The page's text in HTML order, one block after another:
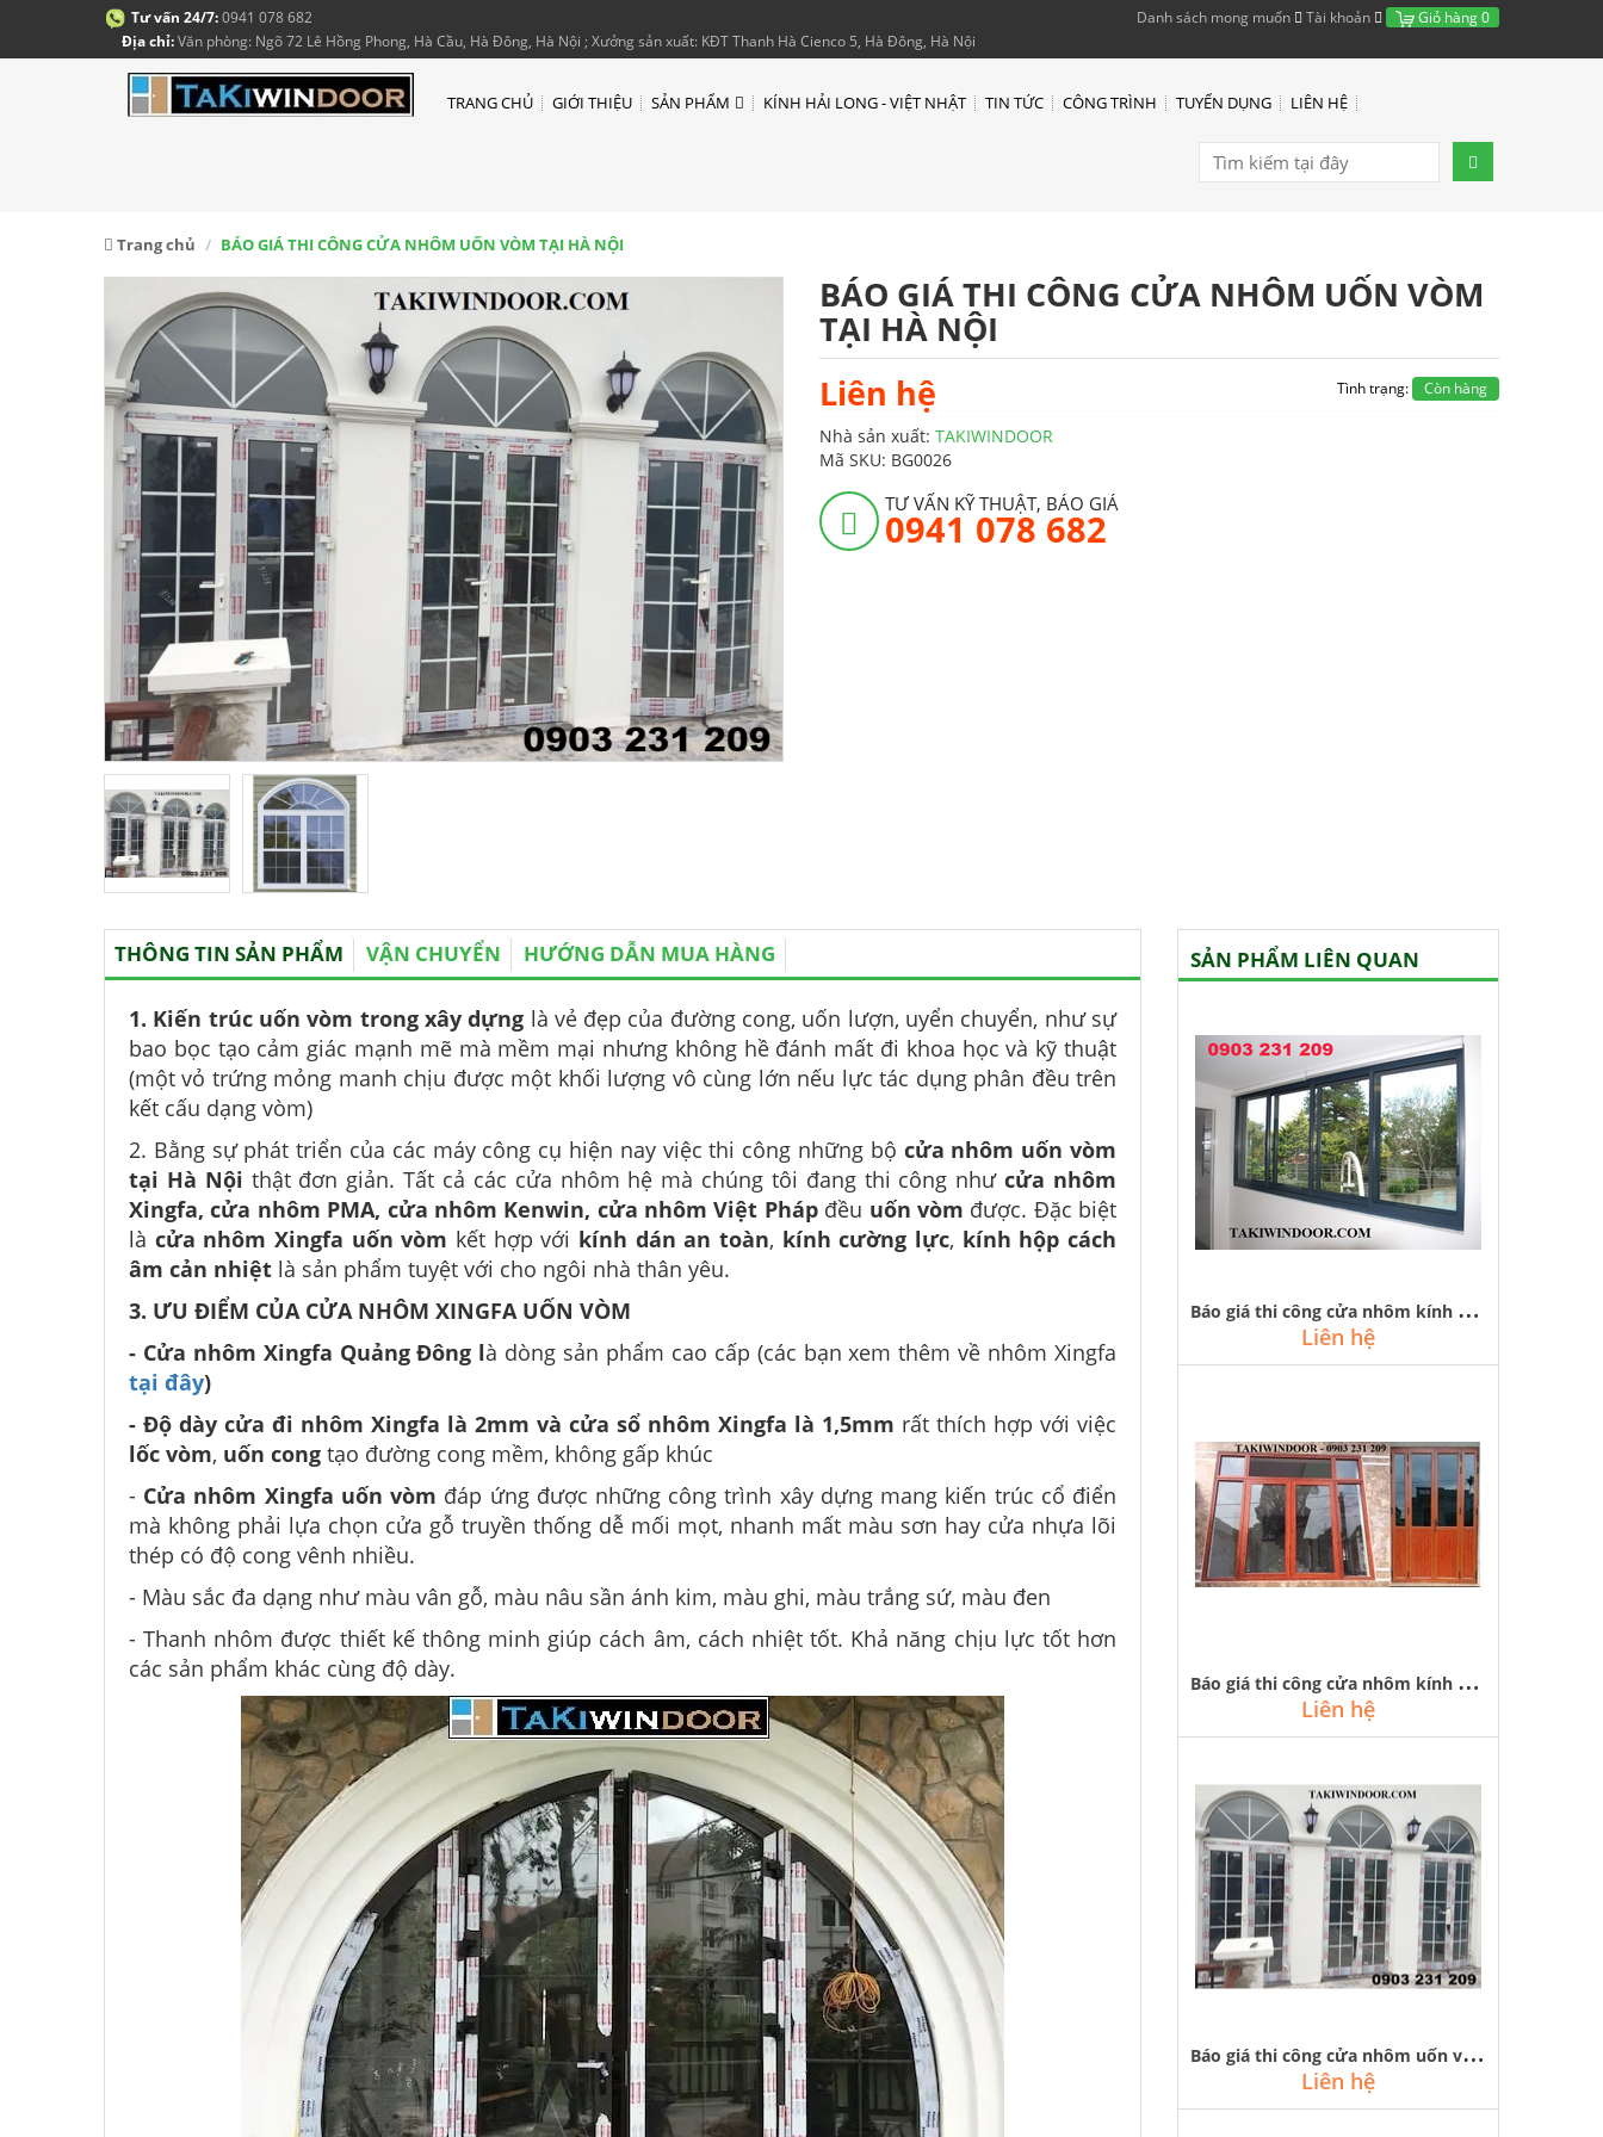
Tư vấn 24/7:0941 078 682
Địa chỉ:Văn phòng: Ngõ 72 Lê Hồng Phong, Hà Cầu, Hà Đông, Hà Nội ; Xưởng sản xuất: KĐT Thanh Hà Cienco 5, Hà Đông, Hà Nội
Danh sách mong muốn Tài khoản Giỏ hàng0
TRANG CHỦ GIỚI THIỆU SẢN PHẨM KÍNH HẢI LONG - VIỆT NHẬT TIN TỨC CÔNG TRÌNH TUYỂN DỤNG LIÊN HỆ
Trang chủ BÁO GIÁ THI CÔNG CỬA NHÔM UỐN VÒM TẠI HÀ NỘI
BÁO GIÁ THI CÔNG CỬA NHÔM UỐN VÒM
TẠI HÀ NỘI
Liên hệ
Tình trạng: Còn hàng
Nhà sản xuất: TAKIWINDOOR
Mã SKU: BG0026
TƯ VẤN KỸ THUẬT, BÁO GIÁ
0941 078 682
THÔNG TIN SẢN PHẨM VẬN CHUYỂN HƯỚNG DẪN MUA HÀNG
1. Kiến trúc uốn vòm trong xây dựng là vẻ đẹp của đường cong, uốn lượn, uyển chuyển, như sự
bao bọc tạo cảm giác mạnh mẽ mà mềm mại nhưng không hề đánh mất đi khoa học và kỹ thuật
(một vỏ trứng mỏng manh chịu được một khối lượng vô cùng lớn nếu lực tác dụng phân đều trên
kết cấu dạng vòm)
2. Bằng sự phát triển của các máy công cụ hiện nay việc thi công những bộ cửa nhôm uốn vòm
tại Hà Nội thật đơn giản. Tất cả các cửa nhôm hệ mà chúng tôi đang thi công nhưcửa nhôm
Xingfa, cửa nhôm PMA, cửa nhôm Kenwin, cửa nhôm Việt Phápđều uốn vòm được. Đặc biệt
là cửa nhôm Xingfa uốn vòm kết hợp với kính dán an toàn, kính cường lực, kính hộp cách
âm cản nhiệt là sản phẩm tuyệt với cho ngôi nhà thân yêu.
3. ƯU ĐIỂM CỦA CỬA NHÔM XINGFA UỐN VÒM
- Cửa nhôm Xingfa Quảng Đông là dòng sản phẩm cao cấp (các bạn xem thêm về nhôm Xingfa
tại đây)
- Độ dày cửa đi nhôm Xingfa là 2mm và cửa sổ nhôm Xingfa là 1,5mm rất thích hợp với việc
lốc vòm, uốn cong tạo đường cong mềm, không gấp khúc
- Cửa nhôm Xingfa uốn vòm đáp ứng được những công trình xây dựng mang kiến trúc cổ điển
mà không phải lựa chọn cửa gỗ truyền thống dễ mối mọt, nhanh mất màu sơn hay cửa nhựa lõi
thép có độ cong vênh nhiều.
- Màu sắc đa dạng như màu vân gỗ, màu nâu sần ánh kim, màu ghi, màu trắng sứ, màu đen
- Thanh nhôm được thiết kế thông minh giúp cách âm, cách nhiệt tốt. Khả năng chịu lực tốt hơn
các sản phẩm khác cùng độ dày.
SẢN PHẨM LIÊN QUAN
B
áo giá thi công cửa nhôm kính việt pháp đẹp giá rẻ tại hà nội
Liên hệ
B
áo giá thi công cửa nhôm kính vân gỗ rẻ, đẹp tại hà nội
Liên hệ
B
áo giá thi công cửa nhôm uốn vòm tại hà nội
Liên hệ